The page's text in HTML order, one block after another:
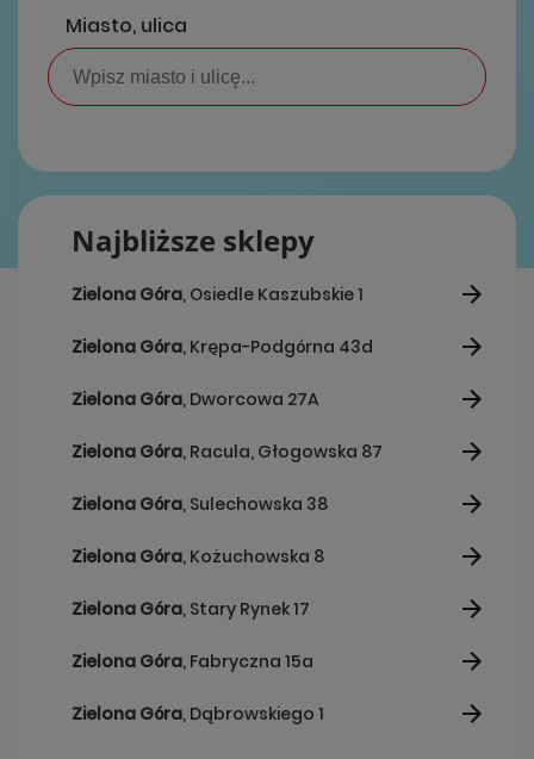
Miasto, ulica
Najbliższe sklepy
Zielona Góra, Osiedle Kaszubskie 1
Zielona Góra, Krępa-Podgórna 43d
Zielona Góra, Dworcowa 27A
Zielona Góra, Racula, Głogowska 87
Zielona Góra, Sulechowska 38
Zielona Góra, Kożuchowska 8
Zielona Góra, Stary Rynek 17
Zielona Góra, Fabryczna 15a
Zielona Góra, Dąbrowskiego 1